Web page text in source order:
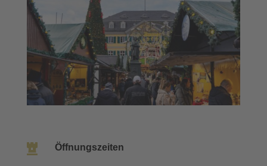
 Öffnungszeiten